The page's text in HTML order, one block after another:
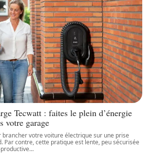
Tecwatt : faites le plein d’énergie
votre garage
brancher votre voiture électrique sur une prise
Par contre, cette pratique est lente, peu sécurisée
…